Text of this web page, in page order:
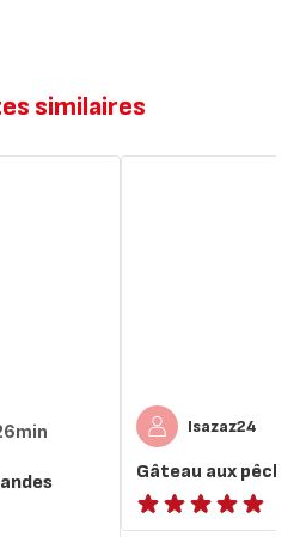
similaires
Isazaz24
Gâteau aux
ratings.NaN